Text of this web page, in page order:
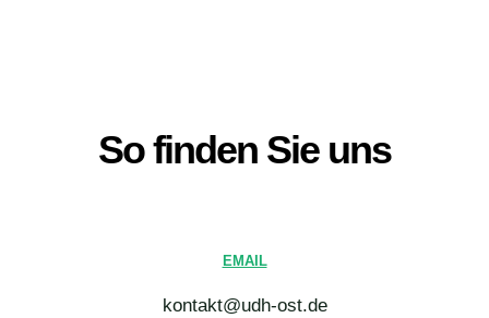
So finden Sie uns
EMAIL
kontakt@udh-ost.de